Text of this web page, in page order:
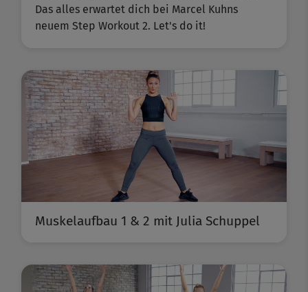
Das alles erwartet dich bei Marcel Kuhns
neuem Step Workout 2. Let's do it!
Muskelaufbau 1 & 2 mit Julia Schuppel